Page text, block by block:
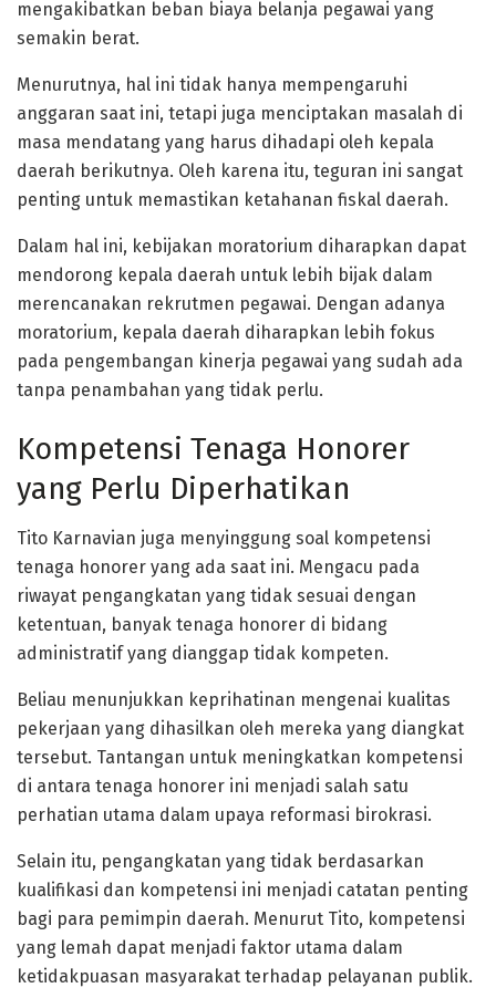
mengakibatkan beban biaya belanja pegawai yang
semakin berat.
Menurutnya, hal ini tidak hanya mempengaruhi
anggaran saat ini, tetapi juga menciptakan masalah di
masa mendatang yang harus dihadapi oleh kepala
daerah berikutnya. Oleh karena itu, teguran ini sangat
penting untuk memastikan ketahanan fiskal daerah.
Dalam hal ini, kebijakan moratorium diharapkan dapat
mendorong kepala daerah untuk lebih bijak dalam
merencanakan rekrutmen pegawai. Dengan adanya
moratorium, kepala daerah diharapkan lebih fokus
pada pengembangan kinerja pegawai yang sudah ada
tanpa penambahan yang tidak perlu.
Kompetensi Tenaga Honorer
yang Perlu Diperhatikan
Tito Karnavian juga menyinggung soal kompetensi
tenaga honorer yang ada saat ini. Mengacu pada
riwayat pengangkatan yang tidak sesuai dengan
ketentuan, banyak tenaga honorer di bidang
administratif yang dianggap tidak kompeten.
Beliau menunjukkan keprihatinan mengenai kualitas
pekerjaan yang dihasilkan oleh mereka yang diangkat
tersebut. Tantangan untuk meningkatkan kompetensi
di antara tenaga honorer ini menjadi salah satu
perhatian utama dalam upaya reformasi birokrasi.
Selain itu, pengangkatan yang tidak berdasarkan
kualifikasi dan kompetensi ini menjadi catatan penting
bagi para pemimpin daerah. Menurut Tito, kompetensi
yang lemah dapat menjadi faktor utama dalam
ketidakpuasan masyarakat terhadap pelayanan publik.